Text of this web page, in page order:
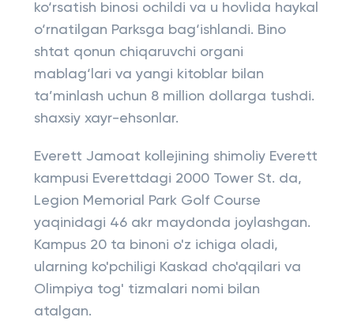
ko‘rsatish binosi ochildi va u hovlida haykal
o‘rnatilgan Parksga bag‘ishlandi. Bino
shtat qonun chiqaruvchi organi
mablag‘lari va yangi kitoblar bilan
ta’minlash uchun 8 million dollarga tushdi.
shaxsiy xayr-ehsonlar.
Everett Jamoat kollejining shimoliy Everett
kampusi Everettdagi 2000 Tower St. da,
Legion Memorial Park Golf Course
yaqinidagi 46 akr maydonda joylashgan.
Kampus 20 ta binoni o'z ichiga oladi,
ularning ko'pchiligi Kaskad cho'qqilari va
Olimpiya tog' tizmalari nomi bilan
atalgan.